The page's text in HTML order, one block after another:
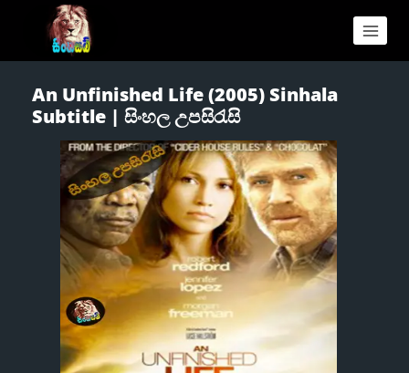
An Unfinished Life (2005) Sinhala
Subtitle | සිංහල උපසිරැසි